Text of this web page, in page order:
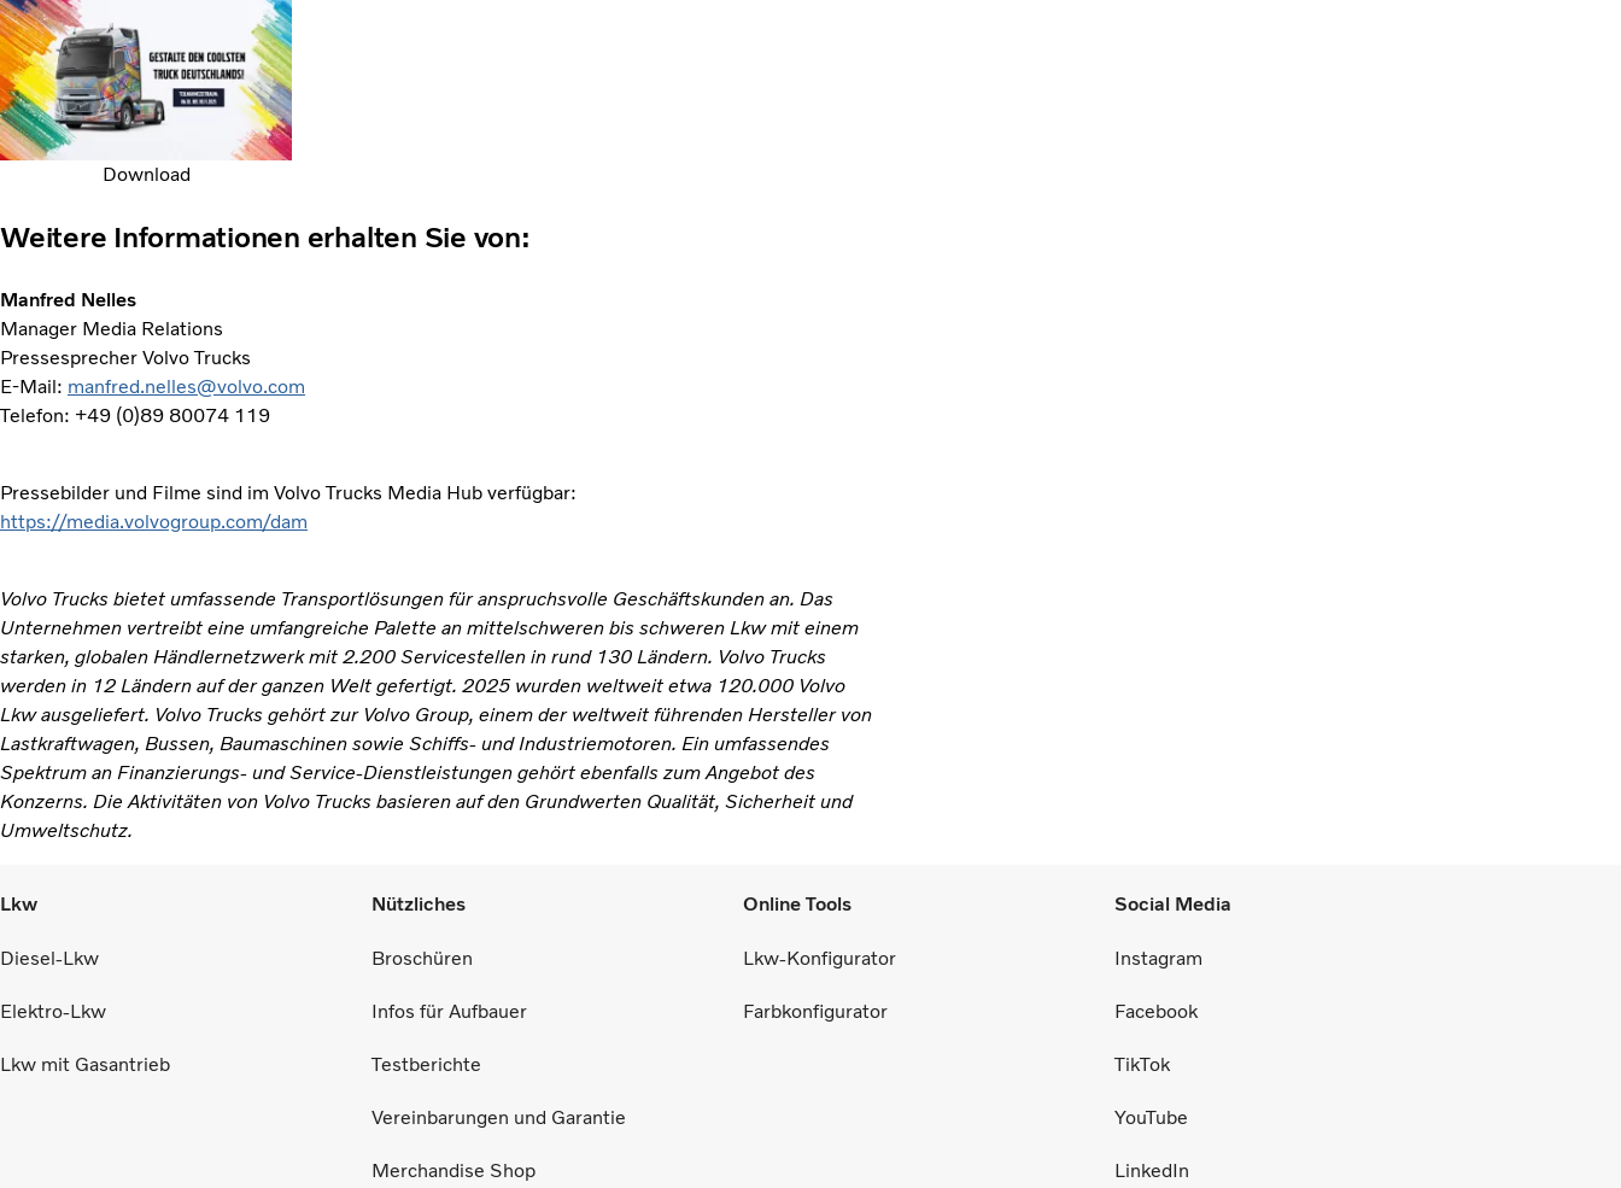
Download
Weitere Informationen erhalten Sie von:
Manfred Nelles
Manager Media Relations
Pressesprecher Volvo Trucks
E-Mail: manfred.nelles@volvo.com
Telefon: +49 (0)89 80074 119
Pressebilder und Filme sind im Volvo Trucks Media Hub verfügbar:
https://media.volvogroup.com/dam
Volvo Trucks bietet umfassende Transportlösungen für anspruchsvolle Geschäftskunden an. Das
Unternehmen vertreibt eine umfangreiche Palette an mittelschweren bis schweren Lkw mit einem
starken, globalen Händlernetzwerk mit 2.200 Servicestellen in rund 130 Ländern. Volvo Trucks
werden in 12 Ländern auf der ganzen Welt gefertigt. 2025 wurden weltweit etwa 120.000 Volvo
Lkw ausgeliefert. Volvo Trucks gehört zur Volvo Group, einem der weltweit führenden Hersteller von
Lastkraftwagen, Bussen, Baumaschinen sowie Schiffs- und Industriemotoren. Ein umfassendes
Spektrum an Finanzierungs- und Service-Dienstleistungen gehört ebenfalls zum Angebot des
Konzerns. Die Aktivitäten von Volvo Trucks basieren auf den Grundwerten Qualität, Sicherheit und
Umweltschutz.
Lkw
Diesel-Lkw
Elektro-Lkw
Lkw mit Gasantrieb
Nützliches
Broschüren
Infos für Aufbauer
Testberichte
Vereinbarungen und Garantie
Merchandise Shop
Online Tools
Lkw-Konfigurator
Farbkonfigurator
Social Media
Instagram
Facebook
TikTok
YouTube
LinkedIn